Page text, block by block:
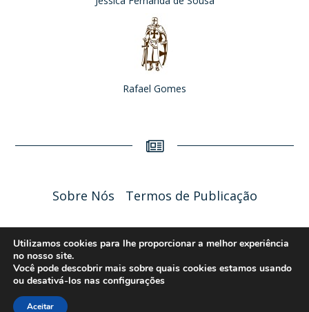
Rafael Gomes
Sobre Nós Termos de Publicação
Liceu Online 2026 - Política de Privacidade
Utilizamos cookies para lhe proporcionar a melhor experiência
no nosso site.
Você pode descobrir mais sobre quais cookies estamos usando
ou desativá-los nas configurações
Aceitar